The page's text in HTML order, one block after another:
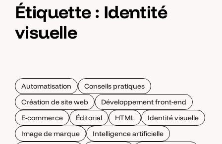
Étiquette : Identité
visuelle
Automatisation
Conseils pratiques
Création de site web
Développement front-end
E-commerce
Éditorial HTML
Identité visuelle
Image de marque
Intelligence artificielle